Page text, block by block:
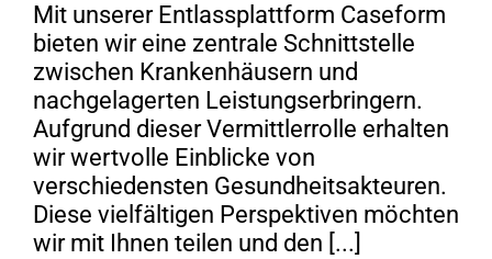
Mit unserer Entlassplattform Caseform
bieten wir eine zentrale Schnittstelle
zwischen Krankenhäusern und
nachgelagerten Leistungserbringern.
Aufgrund dieser Vermittlerrolle erhalten
wir wertvolle Einblicke von
verschiedensten Gesundheitsakteuren.
Diese vielfältigen Perspektiven möchten
wir mit Ihnen teilen und den [...]